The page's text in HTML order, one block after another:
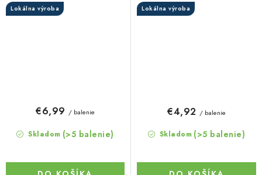
Lokálna výroba
Skladom (>5 balenie)
€6,99 / balenie
Lokálna výroba
Skladom (>5 balenie)
€4,92 / balenie